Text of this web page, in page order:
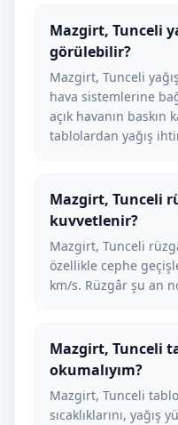
Mazgirt, Tunceli
görülebilir?
Mazgirt, Tunceli
hava sistemlerine
açık havanın baskın
tablolardan yağış
Mazgirt, Tunceli
kuvvetlenir?
Mazgirt, Tunceli
özellikle cephe
km/s. Rüzgâr şu an
Mazgirt, Tunceli
okumalıyım?
Mazgirt, Tunceli
sıcaklıklarını,